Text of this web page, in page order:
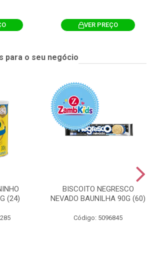
VER PREÇO
para o seu negócio
(24)
BISCOITO NEGRESCO
NEVADO BAUNILHA 90G (60)
Código: 5096845